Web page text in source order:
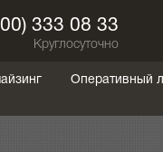
333 08 33
Круглосуточно
Оперативный